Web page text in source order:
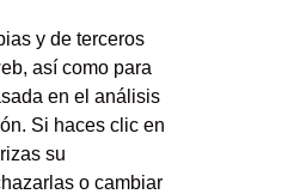
de privacidad
de cookies
uso y contratación
y de terceros
así como para
en el análisis
Si haces clic en
su
o cambiar